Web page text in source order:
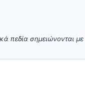
πεδία σημειώνονται με